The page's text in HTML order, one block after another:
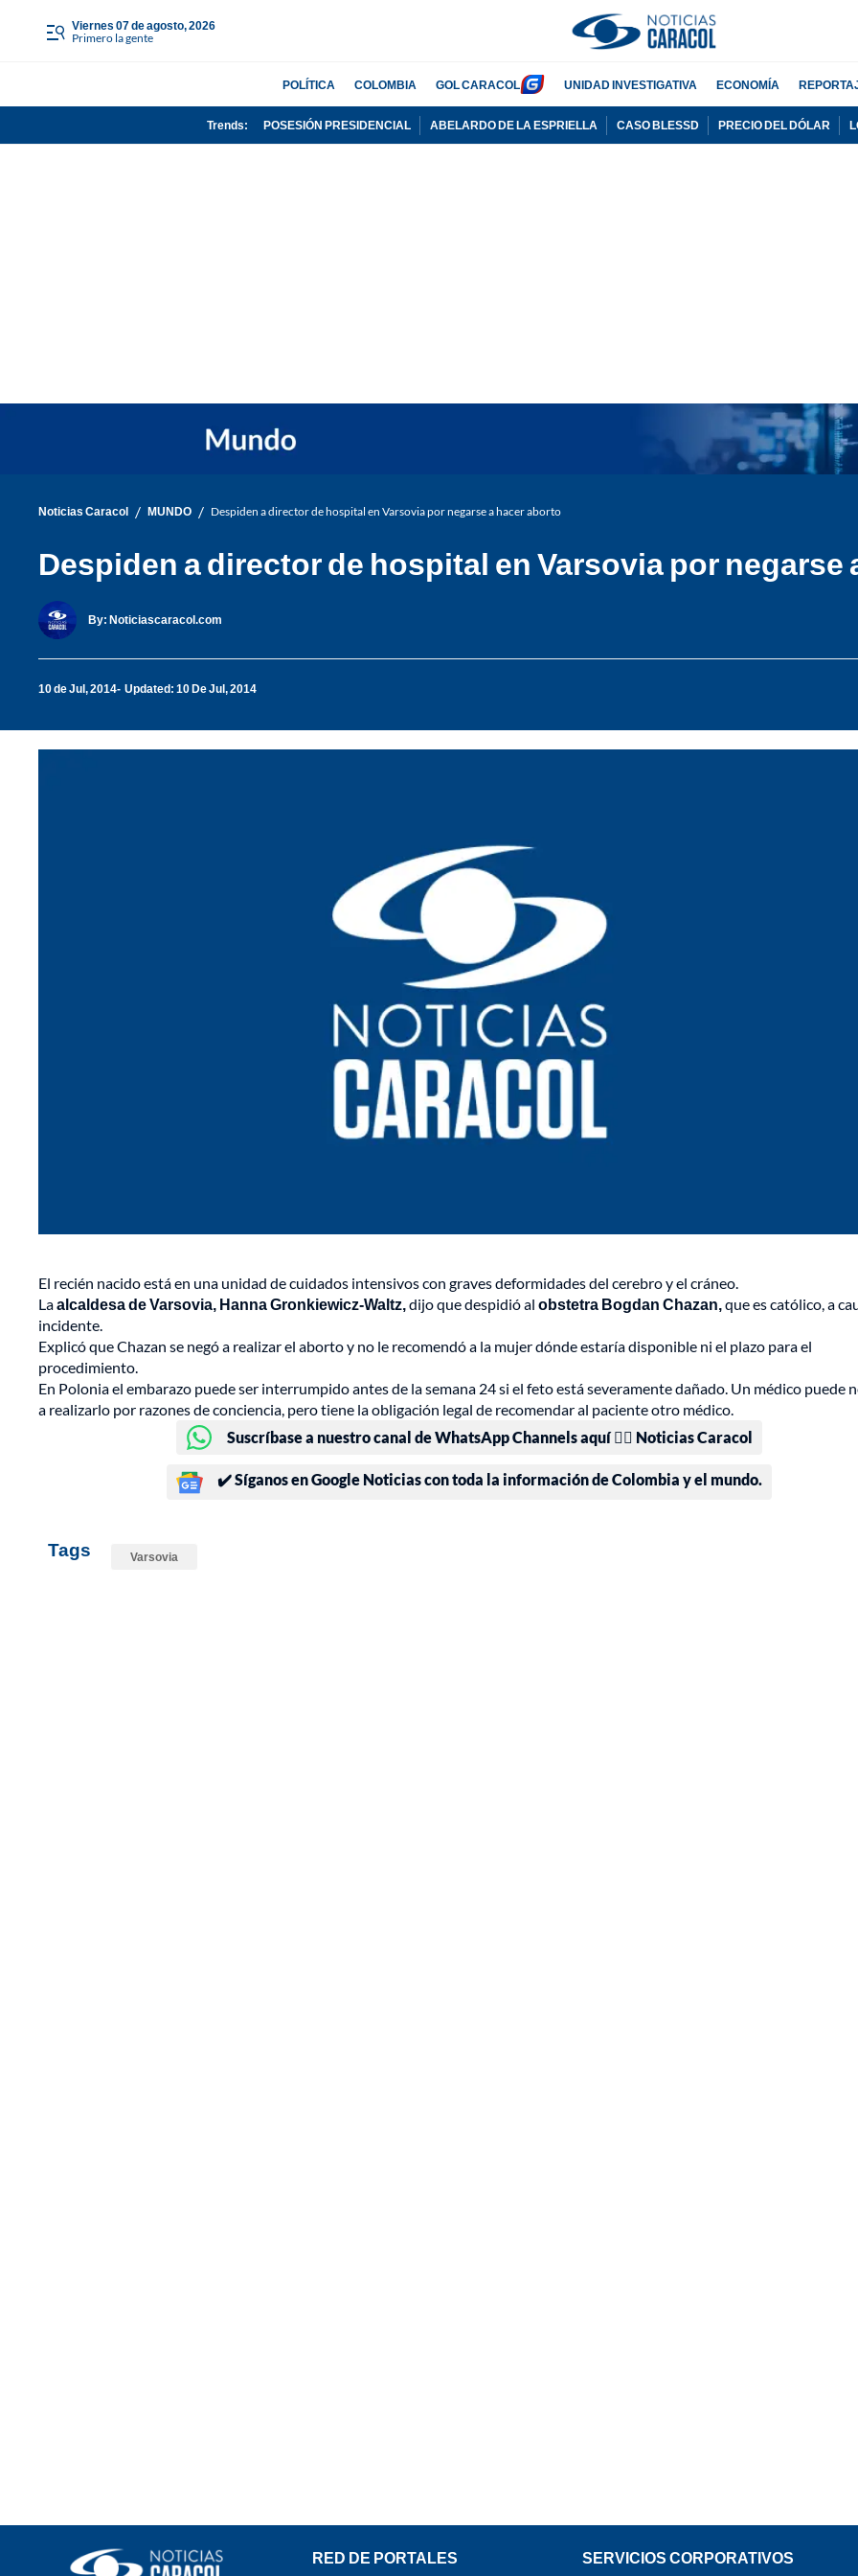
viernes 07 de agosto, 2026
Primero la gente
POLÍTICA COLOMBIA GOL CARACOL UNIDAD INVESTIGATIVA ECONOMÍA
Trends: POSESIÓN PRESIDENCIAL ABELARDO DE LA ESPRIELLA CASO BLESSD PRECIO DEL DÓLAR
Noticias Caracol / MUNDO / Despiden a director de hospital en Varsovia por negarse a hacer aborto
Despiden a director de hospital en Varsovia por negarse
By: Noticiascaracol.com
10 de Jul, 2014 Updated: 10 De Jul, 2014
El recién nacido está en una unidad de cuidados intensivos con graves deformidades del cerebro y el cráneo.
Laalcaldesa de Varsovia, Hanna Gronkiewicz-Waltz,dijo que despidió al obstetra Bogdan Chazan,que es católico, a
incidente.
Explicó que Chazan se negó a realizar el aborto y no le recomendó a la mujer dónde estaría disponible ni el plazo para el
procedimiento.
En Polonia el embarazo puede ser interrumpido antes de la semana 24 si el feto está severamente dañado. Un médico puede
a realizarlo por razones de conciencia, pero tiene la obligación legal de recomendar al paciente otro médico.
Suscríbase a nuestro canal de WhatsApp Channels aquí 👉🏻 Noticias Caracol
✔️ Síganos en Google Noticias con toda la información de Colombia y el mundo.
Tags Varsovia
RED DE PORTALES SERVICIOS CORPORATIVOS